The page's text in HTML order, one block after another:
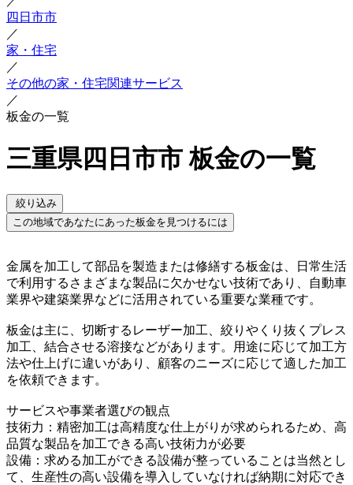
四日市市
／
家・住宅
／
その他の家・住宅関連サービス
／
板金の一覧
三重県四日市市 板金の一覧
絞り込み
この地域であなたにあった板金を見つけるには
金属を加工して部品を製造または修繕する板金は、日常生活
で利用するさまざまな製品に欠かせない技術であり、自動車
業界や建築業界などに活用されている重要な業種です。
板金は主に、切断するレーザー加工、絞りやくり抜くプレス
加工、結合させる溶接などがあります。用途に応じて加工方
法や仕上げに違いがあり、顧客のニーズに応じて適した加工
を依頼できます。
サービスや事業者選びの観点
技術力：精密加工は高精度な仕上がりが求められるため、高
品質な製品を加工できる高い技術力が必要
設備：求める加工ができる設備が整っていることは当然とし
て、生産性の高い設備を導入していなければ納期に対応でき